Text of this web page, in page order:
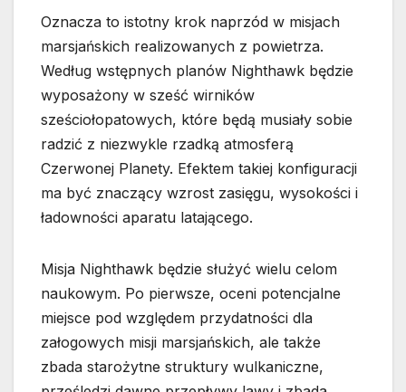
Oznacza to istotny krok naprzód w misjach
marsjańskich realizowanych z powietrza.
Według wstępnych planów Nighthawk będzie
wyposażony w sześć wirników
sześciołopatowych, które będą musiały sobie
radzić z niezwykle rzadką atmosferą
Czerwonej Planety. Efektem takiej konfiguracji
ma być znaczący wzrost zasięgu, wysokości i
ładowności aparatu latającego.
Misja Nighthawk będzie służyć wielu celom
naukowym. Po pierwsze, oceni potencjalne
miejsce pod względem przydatności dla
załogowych misji marsjańskich, ale także
zbada starożytne struktury wulkaniczne,